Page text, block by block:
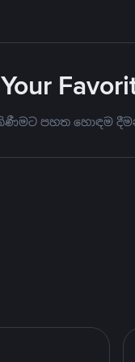
පහත හොඳම